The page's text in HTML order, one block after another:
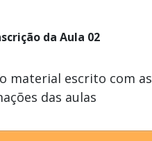
da Aula 02
material escrito com as
das aulas